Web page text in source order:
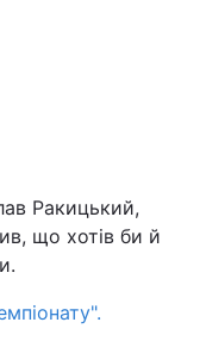
Ракицький,
що хотів би й